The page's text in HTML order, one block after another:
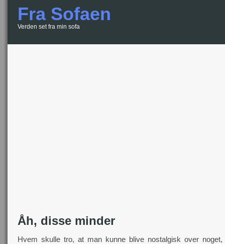
Fra Sofaen
Verden set fra min sofa
Åh, disse minder
Hvem skulle tro, at man kunne blive nostalgisk over